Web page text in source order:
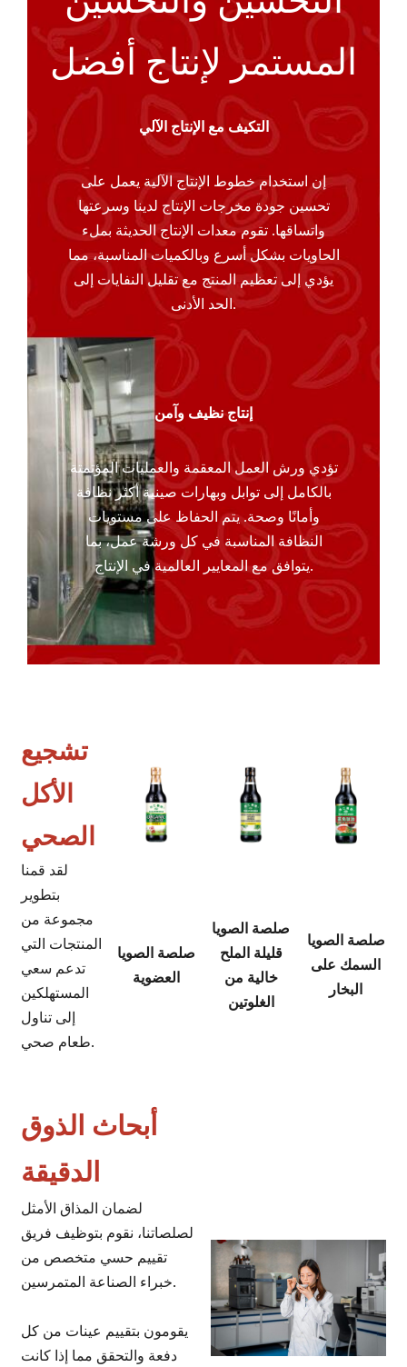
المستمر لإنتاج أفضل
التكيف مع الإنتاج الآلي
إن استخدام خطوط الإنتاج الآلية يعمل على
تحسين جودة مخرجات الإنتاج لدينا وسرعتها
واتساقها. تقوم معدات الإنتاج الحديثة بملء
الحاويات بشكل أسرع وبالكميات المناسبة، مما
يؤدي إلى تعظيم المنتج مع تقليل النفايات إلى
الحد الأدنى.
إنتاج نظيف وآمن
تؤدي ورش العمل المعقمة والعمليات المؤتمتة
بالكامل إلى توابل وبهارات صينية أكثر نظافة
وأمانًا وصحة. يتم الحفاظ على مستويات
النظافة المناسبة في كل ورشة عمل، بما
يتوافق مع المعايير العالمية في الإنتاج.
تشجيع
الأكل
الصحي
لقد قمنا
بتطوير
مجموعة من
المنتجات التي
تدعم سعي
المستهلكين
إلى تناول
طعام صحي.
صلصة الصويا
العضوية
صلصة الصويا
قليلة الملح
خالية من
الغلوتين
صلصة الصويا
السمك على
البخار
أبحاث الذوق
الدقيقة
لضمان المذاق الأمثل
لصلصاتنا، نقوم بتوظيف فريق
تقييم حسي متخصص من
خبراء الصناعة المتمرسين.
يقومون بتقييم عينات من كل
دفعة والتحقق مما إذا كانت